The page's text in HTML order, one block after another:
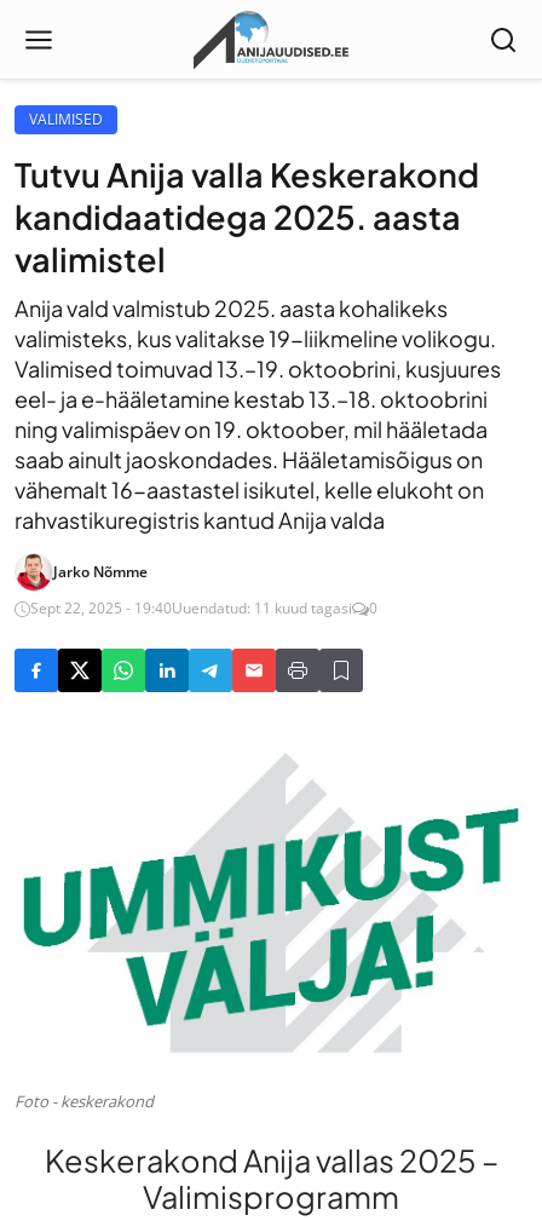
VALIMISED
Tutvu Anija valla Keskerakond
kandidaatidega 2025. aasta
valimistel
Anija vald valmistub 2025. aasta kohalikeks
valimisteks, kus valitakse 19-liikmeline volikogu.
Valimised toimuvad 13.–19. oktoobrini, kusjuures
eel- ja e-hääletamine kestab 13.–18. oktoobrini
ning valimispäev on 19. oktoober, mil hääletada
saab ainult jaoskondades. Hääletamisõigus on
vähemalt 16-aastastel isikutel, kelle elukoht on
rahvastikuregistris kantud Anija valda
Jarko Nõmme
Sept 22, 2025 - 19:40Uuendatud: 11 kuud tagasi 0
Foto - keskerakond
Keskerakond Anija vallas 2025 –
Valimisprogramm